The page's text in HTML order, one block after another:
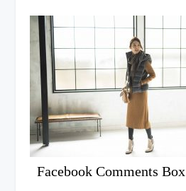
Facebook Comments Box